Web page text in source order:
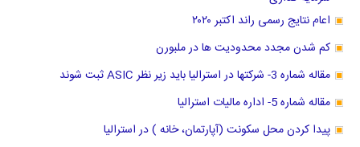
اعام نتایج رسمی راند اکتبر ۲۰۲۰
کم شدن مجدد محدودیت ها در ملبورن
مقاله شماره 3- شرکتها در استرالیا باید زیر نظر ASIC ثبت شوند
مقاله شماره 5- اداره مالیات استرالیا
پیدا کردن محل سکونت (آپارتمان، خانه ) در استرالیا